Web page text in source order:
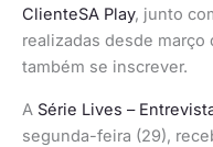
ClienteSA Play, junto
realizadas desde
também se inscrever.
A Série Lives –
segunda-feira (29),